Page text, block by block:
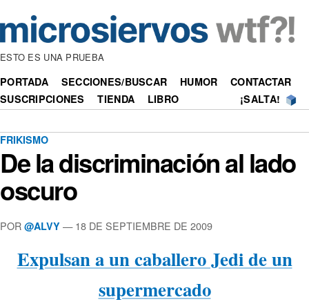
ESTO ES UNA PRUEBA
PORTADA SECCIONES/BUSCAR HUMOR
CONTACTAR
SUSCRIPCIONES
TIENDA LIBRO ¡SALTA!
FRIKISMO
De la discriminación al lado
oscuro
POR @ALVY —18 DE SEPTIEMBRE DE 2009
Expulsan a un caballero Jedi de un
supermercado